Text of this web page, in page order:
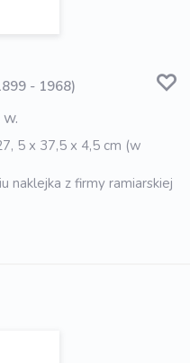
- 1968)
5 x 37,5 x 4,5 cm (w
naklejka z firmy ramiarskiej